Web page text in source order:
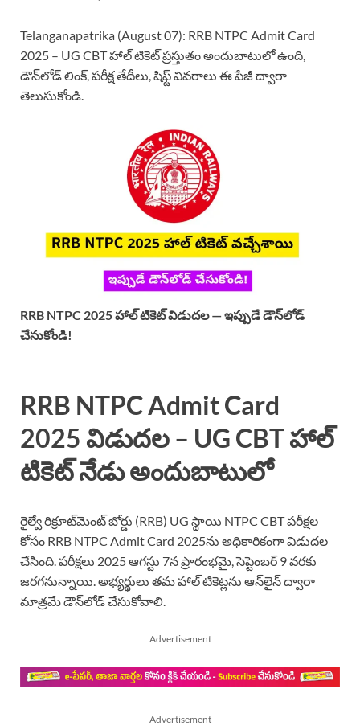
Telanganapatrika (August 07): RRB NTPC Admit Card
2025 – UG CBT హాల్ టికెట్ ప్రస్తుతం అందుబాటులో ఉంది,
డౌన్‌లోడ్ లింక్, పరీక్ష తేదీలు, షిఫ్ట్ వివరాలు ఈ పేజీ ద్వారా
తెలుసుకోండి.
RRB NTPC 2025 హాల్ టికెట్ విడుదల — ఇప్పుడే డౌన్‌లోడ్
చేసుకోండి!
RRB NTPC Admit Card
2025 విడుదల – UG CBT హాల్
టికెట్ నేడు అందుబాటులో
రైల్వే రిక్రూట్‌మెంట్ బోర్డు (RRB) UG స్థాయి NTPC CBT పరీక్షల
కోసం RRB NTPC Admit Card 2025ను అధికారికంగా విడుదల
చేసింది. పరీక్షలు 2025 ఆగస్టు 7న ప్రారంభమై, సెప్టెంబర్ 9 వరకు
జరగనున్నాయి. అభ్యర్థులు తమ హాల్ టికెట్లను ఆన్‌లైన్ ద్వారా
మాత్రమే డౌన్‌లోడ్ చేసుకోవాలి.
Advertisement
Advertisement